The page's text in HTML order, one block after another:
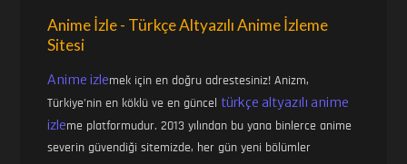
Anime İzle - Türkçe Altyazılı Anime İzleme
Sitesi
Anime izlemek için en doğru adrestesiniz! Anizm,
Türkiye'nin en köklü ve en günceltürkçe altyazılı anime
izleme platformudur. 2013 yılından bu yana binlerce anime
severin güvendiği sitemizde, her gün yeni bölümler